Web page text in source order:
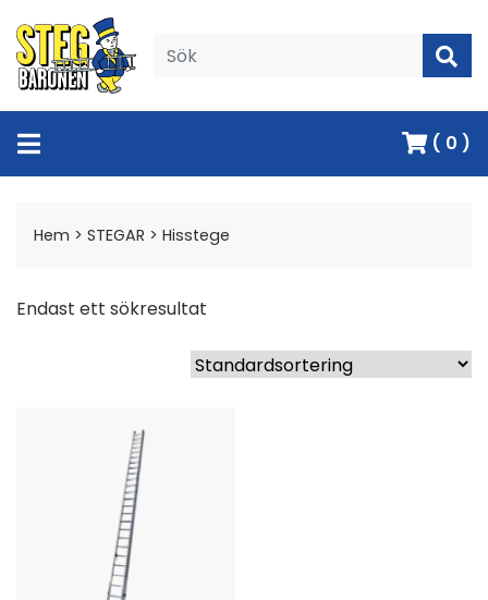
( 0 )
Hem > STEGAR > Hisstege
Endast ett sökresultat